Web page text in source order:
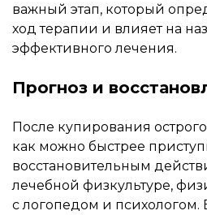
важный этап, который
ход терапии и влияет на
эффективного лечения.
Прогноз и
После купирования
как можно быстрее
восстановительным
лечебной физкультуре,
с логопедом и